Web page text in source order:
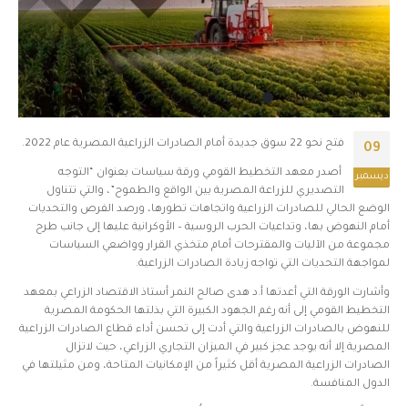
09
ديسمبر
فتح نحو 22 سوق جديدة أمام الصادرات الزراعية المصرية عام 2022.
أصدر معهد التخطيط القومي ورقة سياسات بعنوان “التوجه
التصديري للزراعة المصرية بين الواقع والطموح”، والتي تتناول
الوضع الحالي للصادرات الزراعية واتجاهات تطورها، ورصد الفرص والتحديات
أمام النهوض بها، وتداعيات الحرب الروسية – الأوكرانية عليها إلى جانب طرح
مجموعة من الآليات والمقترحات أمام متخذي القرار وواضعي السياسات
لمواجهة التحديات التي تواجه زيادة الصادرات الزراعية.
وأشارت الورقة التي أعدتها أ.د هدى صالح النمر أستاذ الاقتصاد الزراعي بمعهد
التخطيط القومي إلى أنه رغم الجهود الكبيرة التي بذلتها الحكومة المصرية
للنهوض بالصادرات الزراعية والتي أدت إلى تحسن أداء قطاع الصادرات الزراعية
المصرية إلا أنه يوجد عجز كبير في الميزان التجاري الزراعي، حيث لاتزال
الصادرات الزراعية المصرية أقل كثيراً من الإمكانيات المتاحة، ومن مثيلتها في
الدول المنافسة.